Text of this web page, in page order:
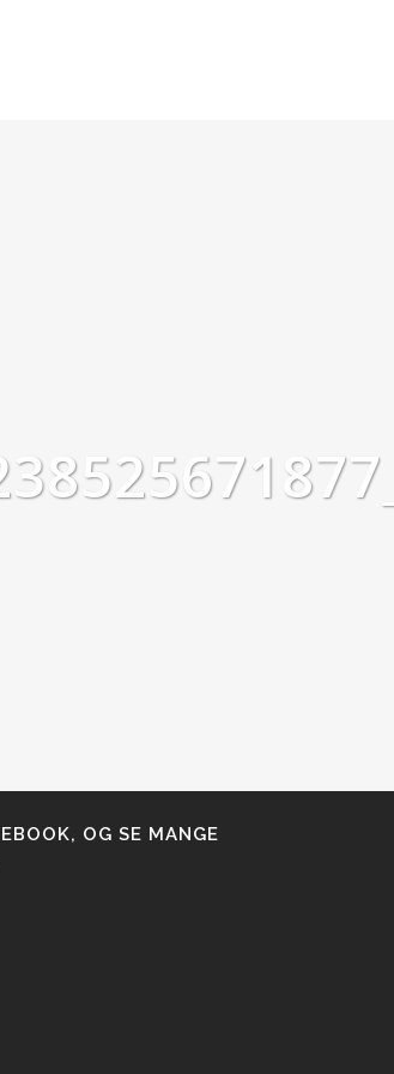
OG SE MANGE